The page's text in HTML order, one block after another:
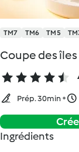
TM7 TM6 TM5
Coupe des îles
Prép. 30min
Ingrédients